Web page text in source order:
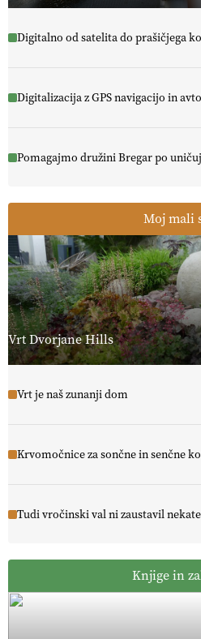
Digitalno od satelita do prašičjega
Digitalizacija z GPS navigacijo in
Pomagajmo družini Bregar po
Moj mali
Vrt Dvorjane Hills
Vrt je naš zunanji dom
Krvomočnice za sončne in senčne
Tudi vročinski val ni zaustavil
Knjige in